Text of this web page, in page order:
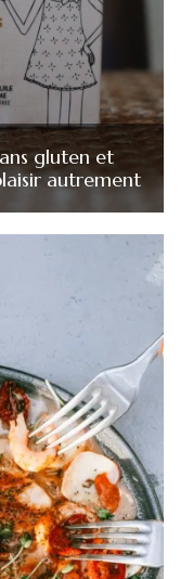
gluten et
autrement